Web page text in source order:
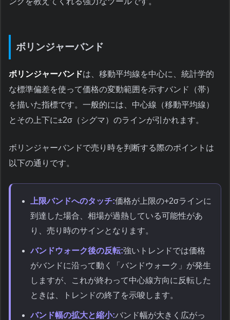
ボリンジャーバンド
ボリンジャーバンドは、移動平均線を中心に、統計学的
な標準偏差を使って価格の変動範囲を示すバンド（帯）
を描いた指標です。一般的には、中心線（移動平均線）
とその上下に±2σ（シグマ）のラインが引かれます。
ボリンジャーバンドで売り時を判断する際のポイントは
以下の通りです。
上限バンドへのタッチ:価格が上限の+2σラインに
到達した場合、相場が過熱している可能性があ
り、売り時のサインとなります。
バンドウォーク後の反転:強いトレンドでは価格
がバンドに沿って動く「バンドウォーク」が発生
しますが、これが終わって中心線方向に反転した
ときは、トレンドの終了を示唆します。
バンド幅の拡大と縮小:バンド幅が大きく広がっ